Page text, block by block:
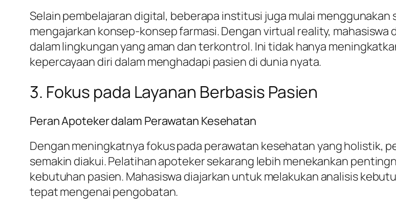
Selain pembelajaran digital, beberapa institusi juga mulai
mengajarkan konsep-konsep farmasi. Dengan virtual reality,
dalam lingkungan yang aman dan terkontrol. Ini tidak hanya
kepercayaan diri dalam menghadapi pasien di dunia nyata.
3. Fokus pada Layanan Berbasis Pasien
Peran Apoteker dalam Perawatan Kesehatan
Dengan meningkatnya fokus pada perawatan kesehatan yang holistik,
semakin diakui. Pelatihan apoteker sekarang lebih menekankan
kebutuhan pasien. Mahasiswa diajarkan untuk melakukan analisis
tepat mengenai pengobatan.